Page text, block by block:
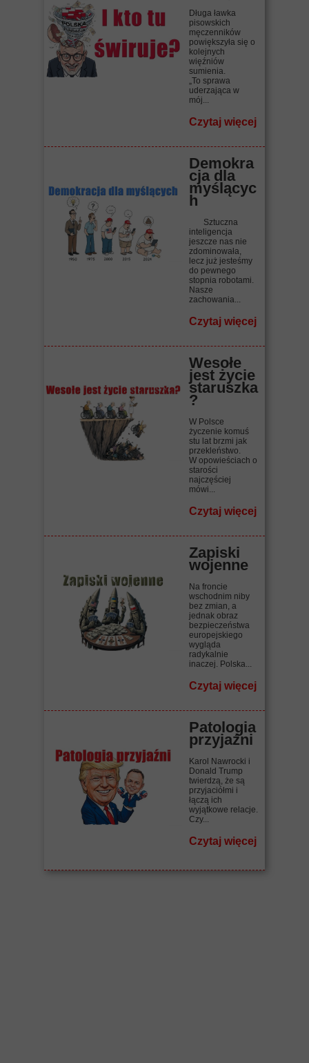
Długa ławka
pisowskich
męczenników
powiększyła się o
kolejnych
więźniów
sumienia.
„To sprawa
uderzająca w
mój...
Czytaj więcej
Demokra
cja dla
myślącyc
h
Sztuczna
inteligencja
jeszcze nas nie
zdominowała,
lecz już jesteśmy
do pewnego
stopnia robotami.
Nasze
zachowania...
Czytaj więcej
Wesołe
jest życie
staruszka
?
W Polsce
życzenie komuś
stu lat brzmi jak
przekleństwo.
W opowieściach o
starości
najczęściej
mówi...
Czytaj więcej
Zapiski
wojenne
Na froncie
wschodnim niby
bez zmian, a
jednak obraz
bezpieczeństwa
europejskiego
wygląda
radykalnie
inaczej. Polska...
Czytaj więcej
Patologia
przyjaźni
Karol Nawrocki i
Donald Trump
twierdzą, że są
przyjaciółmi i
łączą ich
wyjątkowe relacje.
Czy...
Czytaj więcej